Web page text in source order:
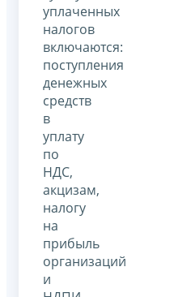
уплаченных
налогов
включаются:
поступления
денежных
средств
в
уплату
по
НДС,
акцизам,
налогу
на
прибыль
организаций
и